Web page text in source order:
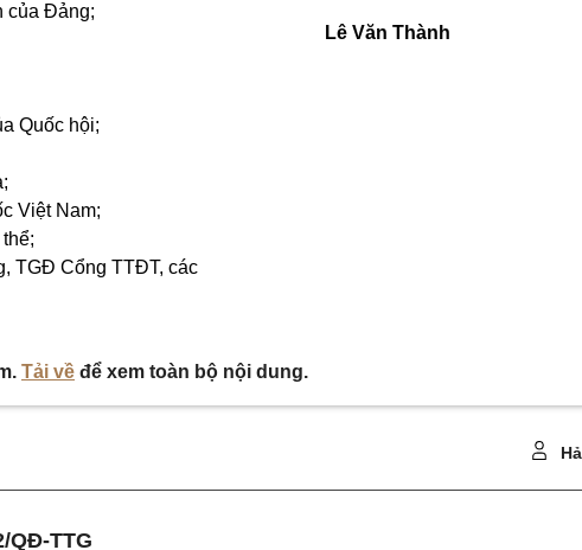
của Đảng;
Quốc hội;
Việt Nam;
TGĐ Cổng TTĐT, các
Lê Văn Thành
Tải về để xem toàn bộ nội dung.
QĐ-TTG